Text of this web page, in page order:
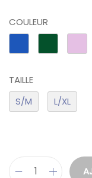
COULEUR
TAILLE
S/M
L/XL